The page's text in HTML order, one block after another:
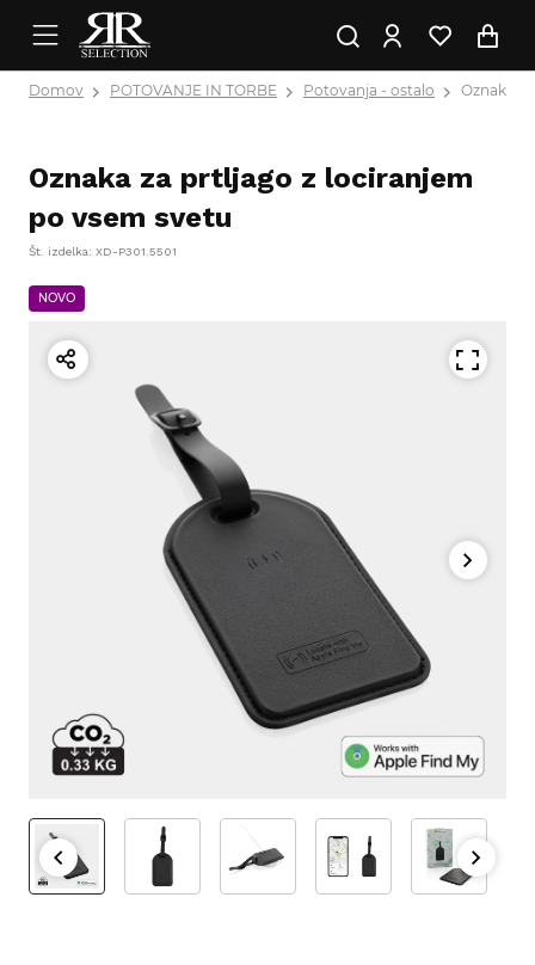
Domov POTOVANJE IN TORBE Potovanja - ostalo Oznaka
Oznaka za prtljago z lociranjem
po vsem svetu
Št. izdelka: XD-P301.5501
NOVO